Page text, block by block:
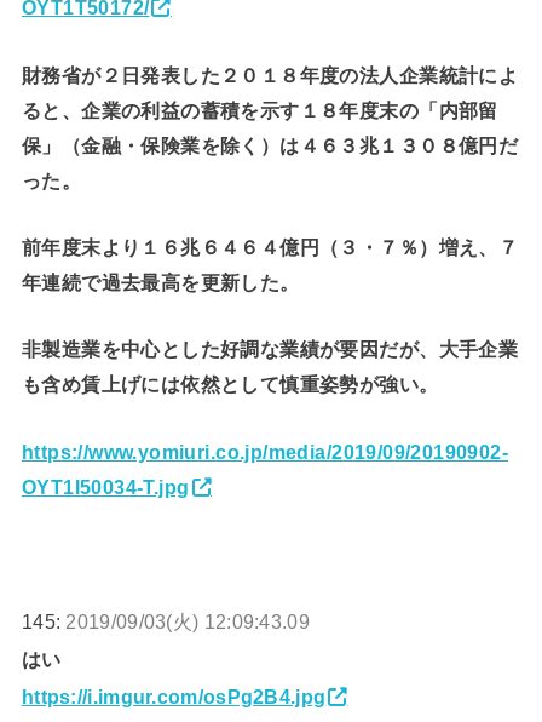
OYT1T50172/
財務省が２日発表した２０１８年度の法人企業統計によ
ると、企業の利益の蓄積を示す１８年度末の「内部留
保」（金融・保険業を除く）は４６３兆１３０８億円だ
った。
前年度末より１６兆６４６４億円（３・７％）増え、７
年連続で過去最高を更新した。
非製造業を中心とした好調な業績が要因だが、大手企業
も含め賃上げには依然として慎重姿勢が強い。
https://www.yomiuri.co.jp/media/2019/09/20190902-
OYT1I50034-T.jpg
145: 2019/09/03(火) 12:09:43.09
はい
https://i.imgur.com/osPg2B4.jpg